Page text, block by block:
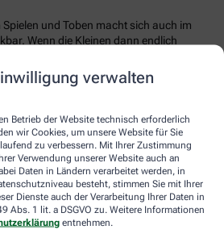
verwalten
Betrieb der Website technisch erforderlich
wir Cookies, um unsere Website für Sie
zu verbessern. Mit Ihrer Zustimmung
Verwendung unserer Website auch an
Daten in Ländern verarbeitet werden, in
besteht, stimmen Sie mit Ihrer
Dienste auch der Verarbeitung Ihrer Daten in
Abs. 1 lit. a DSGVO zu. Weitere Informationen
entnehmen.
und Toben macht sich auch im
Wenn die Kleinen dann endlich
roten Wangen. Übrigens kann auch
oder Spielzimmer zu hochroten
wenn das Baby zahnt. Erhöhte
normal, ebenso wie die damit
Babys können dann weinerlich
Sie reiben häufig an ihrem